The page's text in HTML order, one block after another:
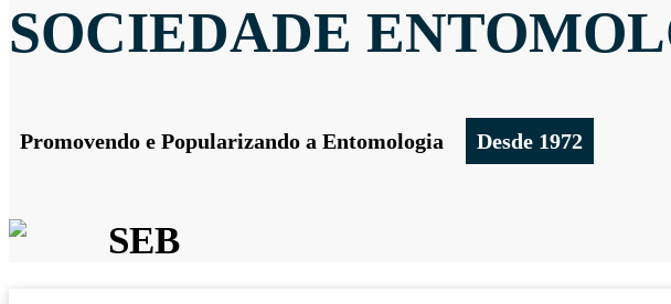
SOCIEDADE
Promovendo e Popularizando a Entomologia Desde 1972
SEB